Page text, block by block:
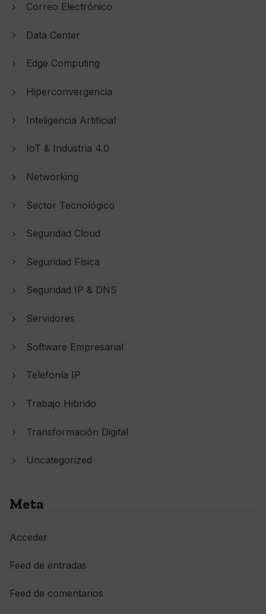
Correo Electrónico
Data Center
Edge Computing
Hiperconvergencia
Inteligencia Artificial
IoT & Industria 4.0
Networking
Sector Tecnológico
Seguridad Cloud
Seguridad Física
Seguridad IP & DNS
Servidores
Software Empresarial
Telefonía IP
Trabajo Hibrido
Transformación Digital
Uncategorized
Meta
Acceder
Feed de entradas
Feed de comentarios